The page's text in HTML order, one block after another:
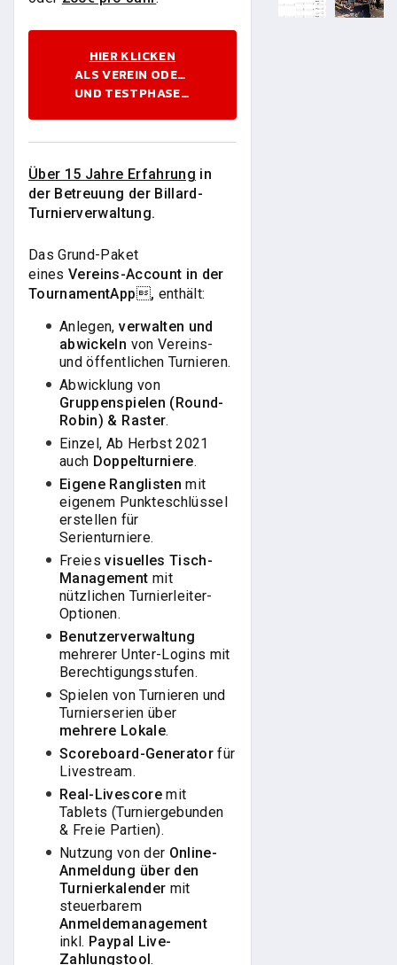
HIER KLICKEN
ALS VEREIN ODER LOKAL REGISTRIEREN
UND TESTPHASE BEGINNEN
Über 15 Jahre Erfahrung in
der Betreuung der Billard-
Turnierverwaltung.
Das Grund-Paket
einesVereins-Account in der
TournamentApp, enthält:
Anlegen,verwalten und
abwickeln von Vereins-
und öffentlichen Turnieren.
Abwicklung von
Gruppenspielen (Round-
Robin) & Raster.
Einzel, Ab Herbst 2021
auch Doppelturniere.
Eigene Ranglisten mit
eigenem Punkteschlüssel
erstellen für
Serienturniere.
Freiesvisuelles Tisch-
Management mit
nützlichen Turnierleiter-
Optionen.
Benutzerverwaltung
mehrerer Unter-Logins mit
Berechtigungsstufen.
Spielen von Turnieren und
Turnierserien über
mehrere Lokale.
Scoreboard-Generator für
Livestream.
Real-Livescoremit
Tablets (Turniergebunden
& Freie Partien).
Nutzung von der Online-
Anmeldung über den
Turnierkalender mit
steuerbarem
Anmeldemanagement
inkl. Paypal Live-
Zahlungstool.